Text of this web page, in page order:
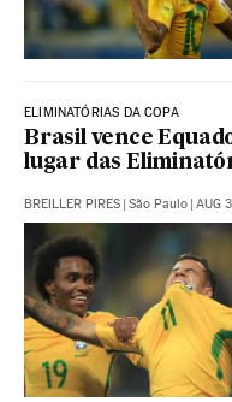
ELIMINATÓRIAS DA COPA
Brasil vence
lugar das
BREILLER PIRES | São Paulo | AUG